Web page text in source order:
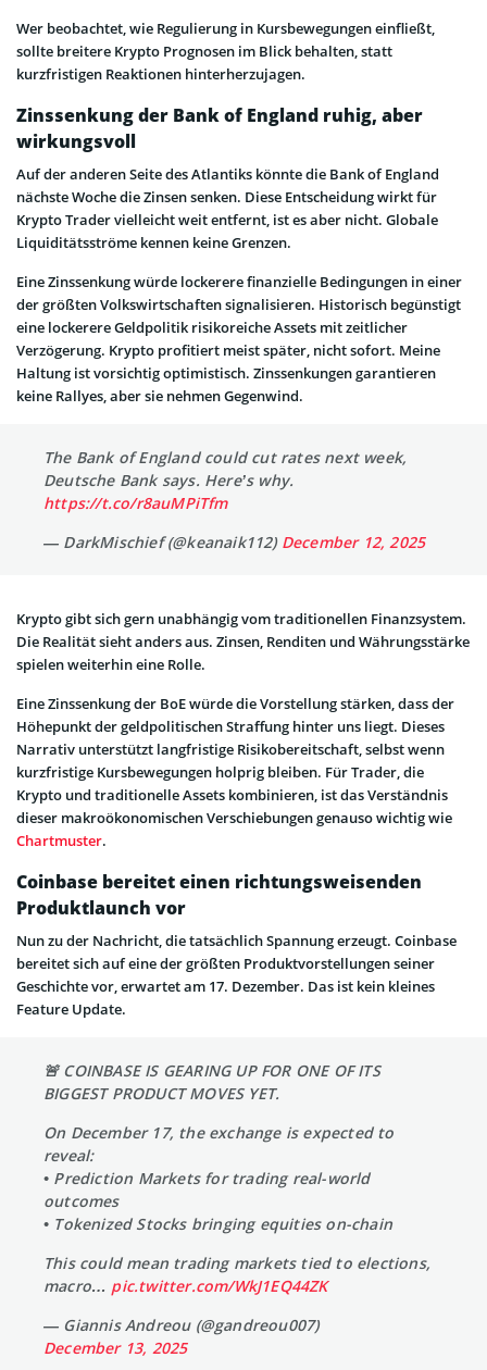
Wer beobachtet, wie Regulierung in Kursbewegungen einfließt,
sollte breitere Krypto Prognosen im Blick behalten, statt
kurzfristigen Reaktionen hinterherzujagen.
Zinssenkung der Bank of England ruhig, aber
wirkungsvoll
Auf der anderen Seite des Atlantiks könnte die Bank of England
nächste Woche die Zinsen senken. Diese Entscheidung wirkt für
Krypto Trader vielleicht weit entfernt, ist es aber nicht. Globale
Liquiditätsströme kennen keine Grenzen.
Eine Zinssenkung würde lockerere finanzielle Bedingungen in einer
der größten Volkswirtschaften signalisieren. Historisch begünstigt
eine lockerere Geldpolitik risikoreiche Assets mit zeitlicher
Verzögerung. Krypto profitiert meist später, nicht sofort. Meine
Haltung ist vorsichtig optimistisch. Zinssenkungen garantieren
keine Rallyes, aber sie nehmen Gegenwind.
The Bank of England could cut rates next week,
Deutsche Bank says. Here’s why.
https://t.co/r8auMPiTfm
— DarkMischief (@keanaik112) December 12, 2025
Krypto gibt sich gern unabhängig vom traditionellen Finanzsystem.
Die Realität sieht anders aus. Zinsen, Renditen und Währungsstärke
spielen weiterhin eine Rolle.
Eine Zinssenkung der BoE würde die Vorstellung stärken, dass der
Höhepunkt der geldpolitischen Straffung hinter uns liegt. Dieses
Narrativ unterstützt langfristige Risikobereitschaft, selbst wenn
kurzfristige Kursbewegungen holprig bleiben. Für Trader, die
Krypto und traditionelle Assets kombinieren, ist das Verständnis
dieser makroökonomischen Verschiebungen genauso wichtig wie
Chartmuster.
Coinbase bereitet einen richtungsweisenden
Produktlaunch vor
Nun zu der Nachricht, die tatsächlich Spannung erzeugt. Coinbase
bereitet sich auf eine der größten Produktvorstellungen seiner
Geschichte vor, erwartet am 17. Dezember. Das ist kein kleines
Feature Update.
🚨 COINBASE IS GEARING UP FOR ONE OF ITS
BIGGEST PRODUCT MOVES YET.
On December 17, the exchange is expected to
reveal:
• Prediction Markets for trading real-world
outcomes
• Tokenized Stocks bringing equities on-chain
This could mean trading markets tied to elections,
macro… pic.twitter.com/WkJ1EQ44ZK
— Giannis Andreou (@gandreou007)
December 13, 2025